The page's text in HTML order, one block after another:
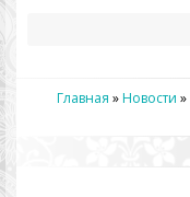
Главная »Новости »